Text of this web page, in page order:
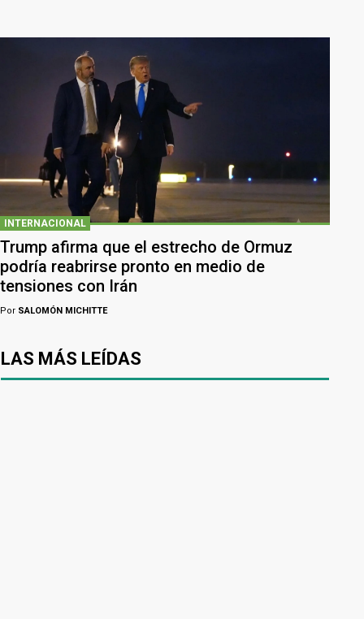
INTERNACIONAL
Trump afirma que el estrecho de Ormuz
podría reabrirse pronto en medio de
tensiones con Irán
Por SALOMÓN MICHITTE
LAS MÁS LEÍDAS